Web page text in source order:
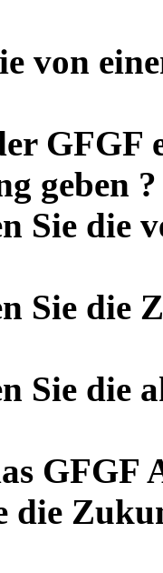
von
GFGF
geben ?
Sie die
Sie die
Sie die
GFGF
die